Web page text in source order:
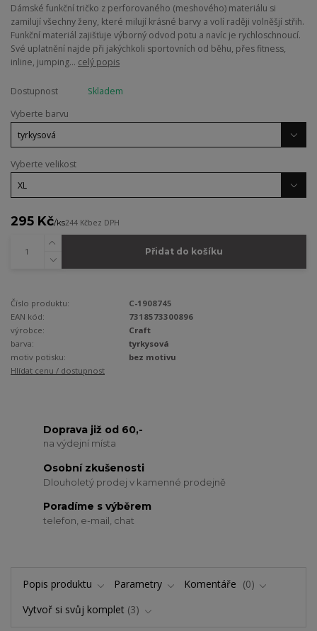
Dámské funkční tričko z perforovaného (meshového) materiálu si
zamilují všechny ženy, které milují krásné barvy a volí raději volněšjí střih.
Funkční materiál zajišťuje výborný odvod potu a navíc je rychloschnoucí.
Své uplatnění najde při jakýchkoli sportovních od běhu, přes fitness,
inline, jumping... celý popis
Dostupnost
Skladem
Vyberte barvu
Vyberte velikost
295 Kč/ks244 Kčbez DPH
Přidat do košíku
Číslo produktu:
C-1908745
EAN kód:
7318573300896
výrobce:
Craft
barva:
tyrkysová
motiv potisku:
bez motivu
Hlídat cenu / dostupnost
Doprava již od 60,-
na výdejní místa
Osobní zkušenosti
Dlouholetý prodej v kamenné prodejně
Poradíme s výběrem
telefon, e-mail, chat
Popis produktu Parametry Komentáře
0
Vytvoř si svůj komplet 3